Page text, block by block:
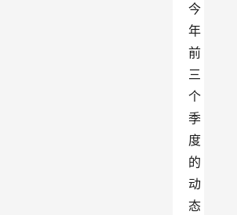
今
年
前
三
个
季
度
的
动
态